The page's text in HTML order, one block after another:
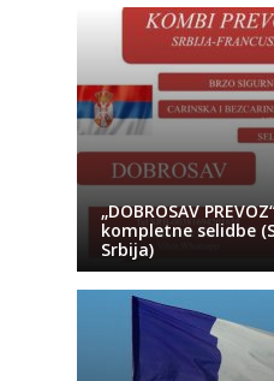
„DOBROSAV
kompletne selidbe
Srbija)